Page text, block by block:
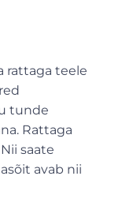
rattaga teele
tunde
Rattaga
saate
avab nii